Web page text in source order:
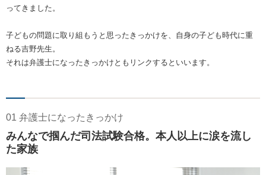
ってきました。
子どもの問題に取り組もうと思ったきっかけを、自身の子ども時代に重
ねる吉野先生。
それは弁護士になったきっかけともリンクするといいます。
01 弁護士になったきっかけ
みんなで掴んだ司法試験合格。本人以上に涙を流し
た家族